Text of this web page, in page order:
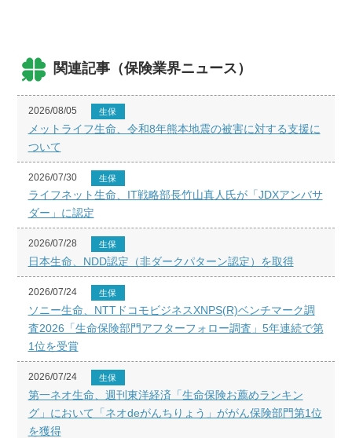
関連記事（保険業界ニュース）
2026/08/05 生保
メットライフ生命、令和8年熊本地震の被害に対する支援に
ついて
2026/07/30 生保
ライフネット生命、IT戦略部長竹山真人氏が「JDXアンバサ
ダー」に認定
2026/07/28 生保
日本生命、NDD認定（非ダークパターン認定）を取得
2026/07/24 生保
ソニー生命、NTTドコモビジネスXNPS(R)ベンチマーク調
査2026「生命保険部門アフターフォロー調査」5年連続で第
1位を受賞
2026/07/24 生保
第一ネオ生命、週刊東洋経済「生命保険お薦めランキン
グ」において「ネオdeがんちりょう」ががん保険部門第1位
を獲得